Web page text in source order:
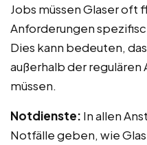
Jobs müssen Glaser oft
Anforderungen
Dies kann bedeuten,
außerhalb der
müssen.
Notdienste: In allen
Notfälle geben, wie